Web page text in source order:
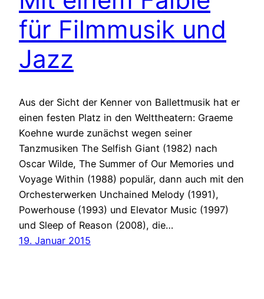
für Filmmusik und
Jazz
Aus der Sicht der Kenner von Ballettmusik hat er
einen festen Platz in den Welttheatern: Graeme
Koehne wurde zunächst wegen seiner
Tanzmusiken The Selfish Giant (1982) nach
Oscar Wilde, The Summer of Our Memories und
Voyage Within (1988) populär, dann auch mit den
Orchesterwerken Unchained Melody (1991),
Powerhouse (1993) und Elevator Music (1997)
und Sleep of Reason (2008), die…
19. Januar 2015